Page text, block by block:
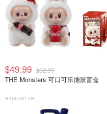
$49.99 $62.99
THE Monsters 可口可乐搪胶盲盒
amazon.ca